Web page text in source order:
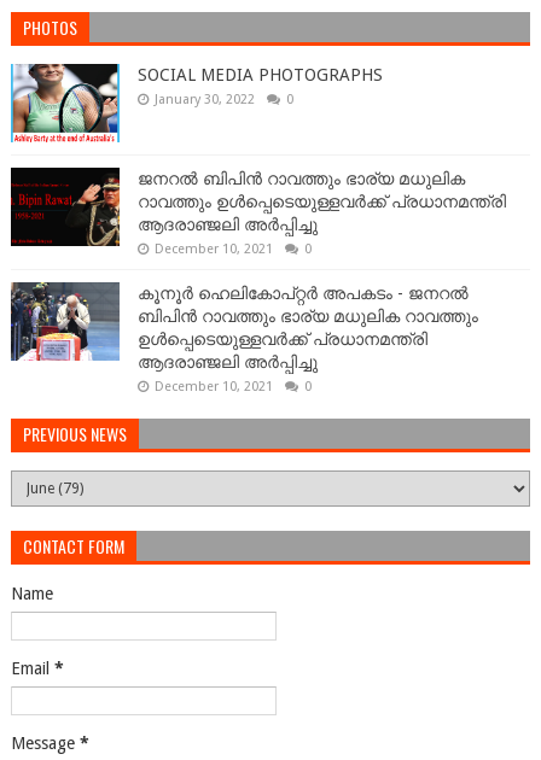
PHOTOS
SOCIAL MEDIA PHOTOGRAPHS
January 30, 2022 0
ജനറല്‍ ബിപിന്‍ റാവത്തും ഭാര്യ മധുലിക
റാവത്തും ഉള്‍പ്പെടെയുള്ളവർക്ക് പ്രധാനമന്ത്രി
ആദരാഞ്ജലി അർപ്പിച്ചു
December 10, 2021 0
കൂനൂർ ഹെലികോപ്റ്റർ അപകടം - ജനറല്‍
ബിപിന്‍ റാവത്തും ഭാര്യ മധുലിക റാവത്തും
ഉള്‍പ്പെടെയുള്ളവർക്ക് പ്രധാനമന്ത്രി
ആദരാഞ്ജലി അർപ്പിച്ചു
December 10, 2021 0
PREVIOUS NEWS
CONTACT FORM
Name
Email *
Message *